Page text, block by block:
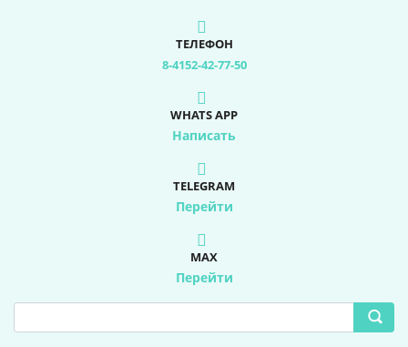
ТЕЛЕФОН
8-4152-42-77-50
WHATS APP
Написать
TELEGRAM
Перейти
MAX
Перейти